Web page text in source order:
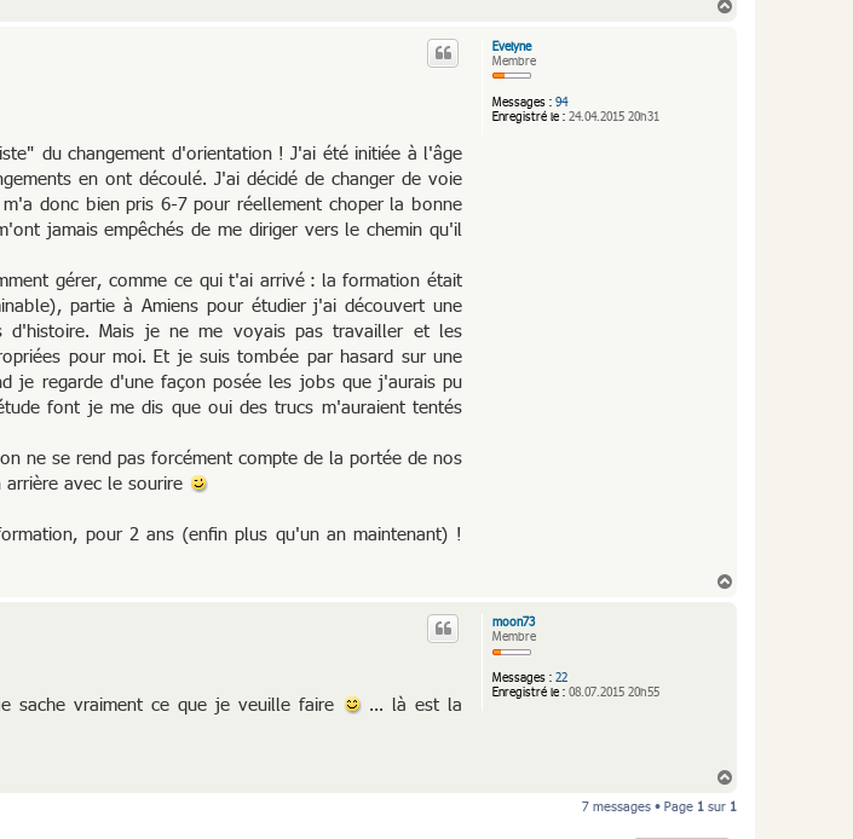
Evelyne
Membre
Messages : 94
Enregistré le : 24.04.2015 20h31
du changement d'orientation ! J'ai été initiée à l'âge
en ont découlé. J'ai décidé de changer de voie
donc bien pris 6-7 pour réellement choper la bonne
jamais empêchés de me diriger vers le chemin qu'il
gérer, comme ce qui t'ai arrivé : la formation était
partie à Amiens pour étudier j'ai découvert une
Mais je ne me voyais pas travailler et les
pour moi. Et je suis tombée par hasard sur une
je regarde d'une façon posée les jobs que j'aurais pu
font je me dis que oui des trucs m'auraient tentés
ne se rend pas forcément compte de la portée de nos
avec le sourire
pour 2 ans (enfin plus qu'un an maintenant) !
moon73
Membre
Messages : 22
Enregistré le : 08.07.2015 20h55
sache vraiment ce que je veuille faire
... là est la
u
7 messages • Page 1 sur 1